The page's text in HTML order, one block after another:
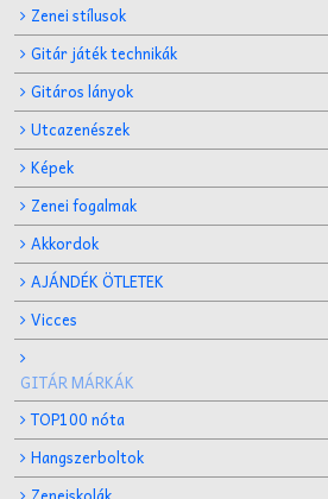
Zenei stílusok
Gitár játék technikák
Gitáros lányok
Utcazenészek
Képek
Zenei fogalmak
Akkordok
AJÁNDÉK ÖTLETEK
Vicces
GITÁR MÁRKÁK
TOP100 nóta
Hangszerboltok